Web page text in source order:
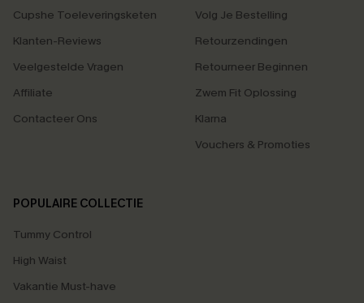
Cupshe Toeleveringsketen
Klanten-Reviews
Veelgestelde Vragen
Affiliate
Contacteer Ons
Volg Je Bestelling
Retourzendingen
Retourneer Beginnen
Zwem Fit Oplossing
Klarna
Vouchers & Promoties
POPULAIRE COLLECTIE
Tummy Control
High Waist
Vakantie Must-have